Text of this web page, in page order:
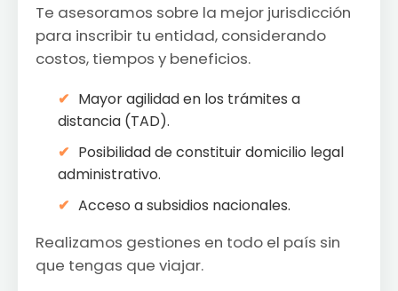
Te asesoramos sobre la mejor jurisdicción
para inscribir tu entidad, considerando
costos, tiempos y beneficios.
Mayor agilidad en los trámites a
distancia (TAD).
Posibilidad de constituir domicilio legal
administrativo.
Acceso a subsidios nacionales.
Realizamos gestiones en todo el país sin
que tengas que viajar.